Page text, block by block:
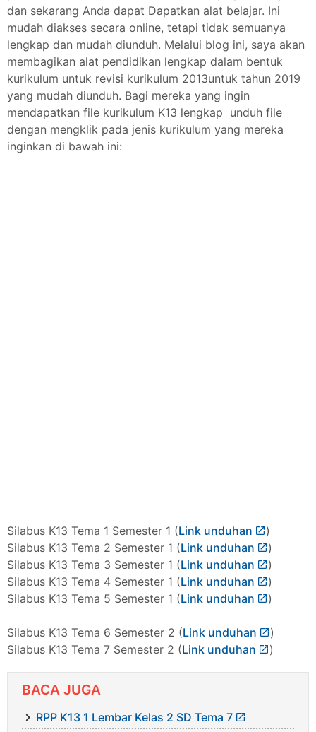
dan sekarang Anda dapat Dapatkan alat belajar. Ini
mudah diakses secara online, tetapi tidak semuanya
lengkap dan mudah diunduh. Melalui blog ini, saya akan
membagikan alat pendidikan lengkap dalam bentuk
kurikulum untuk revisi kurikulum 2013untuk tahun 2019
yang mudah diunduh. Bagi mereka yang ingin
mendapatkan file kurikulum K13 lengkap unduh file
dengan mengklik pada jenis kurikulum yang mereka
inginkan di bawah ini:
Silabus K13 Tema 1 Semester 1 (Link unduhan
)
Silabus K13 Tema 2 Semester 1 (Link unduhan
)
Silabus K13 Tema 3 Semester 1 (Link unduhan
)
Silabus K13 Tema 4 Semester 1 (Link unduhan
)
Silabus K13 Tema 5 Semester 1 (Link unduhan )
Silabus K13 Tema 6 Semester 2 (Link unduhan
)
Silabus K13 Tema 7 Semester 2 (Link unduhan )
BACA JUGA
RPP K13 1 Lembar Kelas 2 SD Tema 7